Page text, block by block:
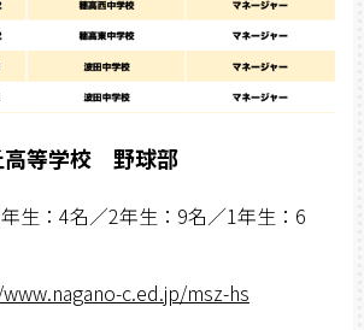
高等学校 野球部
生：4名／2年生：9名／1年生：6
c.ed.jp/msz-hs